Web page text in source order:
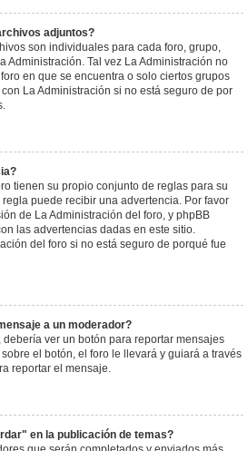
adjuntos?
son individuales para cada foro, grupo,
Administración. Tal vez La Administración no
en que se encuentra o solo ciertos grupos
La Administración si no está seguro de por
tienen su propio conjunto de reglas para su
puede recibir una advertencia. Por favor
de La Administración del foro, y phpBB
las advertencias dadas en este sitio.
del foro si no está seguro de porqué fue
a un moderador?
ver un botón para reportar mensajes
el botón, el foro le llevará y guiará a través
reportar el mensaje.
en la publicación de temas?